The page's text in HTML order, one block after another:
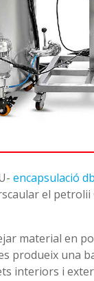
encapsulació
el petrolii
material en
produeix una
interiors i